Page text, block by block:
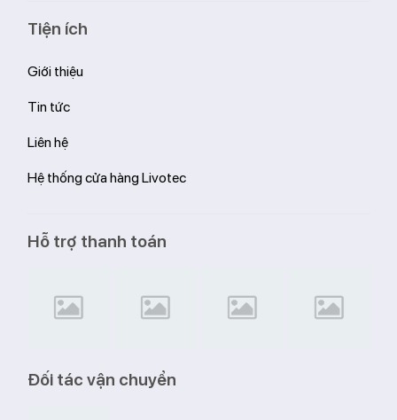
Tiện ích
Giới thiệu
Tin tức
Liên hệ
Hệ thống cửa hàng Livotec
Hỗ trợ thanh toán
Đối tác vận chuyển